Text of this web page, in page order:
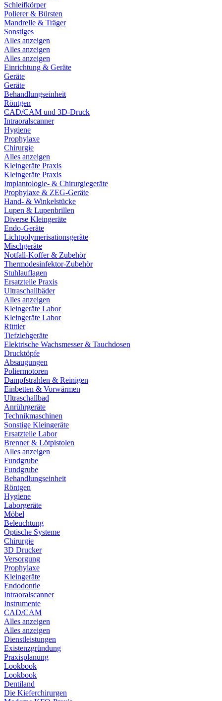
Schleifkörper
Polierer & Bürsten
Mandrelle & Träger
Sonstiges
Alles anzeigen
Alles anzeigen
Alles anzeigen
Einrichtung & Geräte
Geräte
Geräte
Behandlungseinheit
Röntgen
CAD/CAM und 3D-Druck
Intraoralscanner
Hygiene
Prophylaxe
Chirurgie
Alles anzeigen
Kleingeräte Praxis
Kleingeräte Praxis
Implantologie- & Chirurgiegeräte
Prophylaxe & ZEG-Geräte
Hand- & Winkelstücke
Lupen & Lupenbrillen
Diverse Kleingeräte
Endo-Geräte
Lichtpolymerisationsgeräte
Mischgeräte
Notfall-Koffer & Zubehör
Thermodesinfektor-Zubehör
Stuhlauflagen
Ersatzteile Praxis
Ultraschallbäder
Alles anzeigen
Kleingeräte Labor
Kleingeräte Labor
Rüttler
Tiefziehgeräte
Elektrische Wachsmesser & Tauchdosen
Drucktöpfe
Absaugungen
Poliermotoren
Dampfstrahlen & Reinigen
Einbetten & Vorwärmen
Ultraschallbad
Anrührgeräte
Technikmaschinen
Sonstige Kleingeräte
Ersatzteile Labor
Brenner & Lötpistolen
Alles anzeigen
Fundgrube
Fundgrube
Behandlungseinheit
Röntgen
Hygiene
Laborgeräte
Möbel
Beleuchtung
Optische Systeme
Chirurgie
3D Drucker
Versorgung
Prophylaxe
Kleingeräte
Endodontie
Intraoralscanner
Instrumente
CAD/CAM
Alles anzeigen
Alles anzeigen
Dienstleistungen
Existenzgründung
Praxisplanung
Lookbook
Lookbook
Dentiland
Die Kieferchirurgen